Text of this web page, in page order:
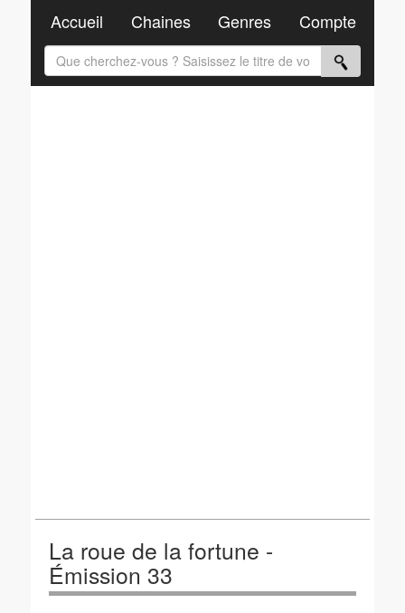
La roue de la fortune -
Émission 33
Accueil Chaines Genres Compte